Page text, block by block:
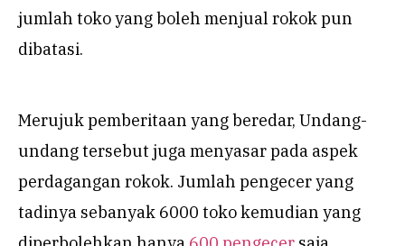
jumlah toko yang boleh menjual rokok pun
dibatasi.
Merujuk pemberitaan yang beredar, Undang-
undang tersebut juga menyasar pada aspek
perdagangan rokok. Jumlah pengecer yang
tadinya sebanyak 6000 toko kemudian yang